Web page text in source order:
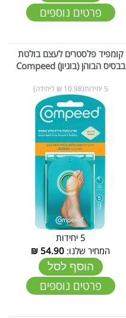
פרטים נוספים
קומפיד פלסטרים לעצם בולטת
בבסיס הבוהן (בוניון) Compeed
5 יחידות(10.98 ₪ ליחידה)
5 יחידות
המחיר שלנו: 54.90
₪
הוסף לסל
פרטים נוספים